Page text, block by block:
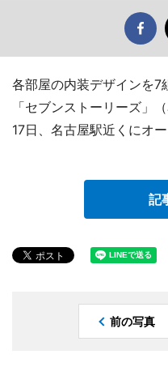
各部屋の内装デザインを7
「セブンストーリーズ」
17日、名古屋駅近くにオー
記
前の写真